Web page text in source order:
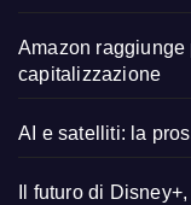
Amazon
capitalizzazione
AI e satelliti: la
Il futuro di